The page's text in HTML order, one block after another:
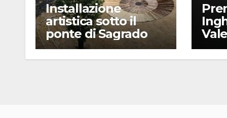
Installazione
artistica sotto il
ponte di Sagrado